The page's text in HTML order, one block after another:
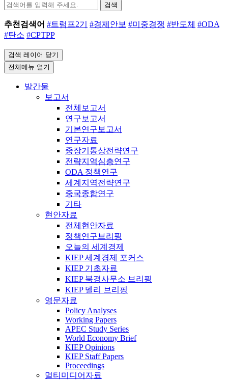
검색
추천검색어 #트럼프2기 #경제안보 #미중경쟁 #반도체 #ODA
#탄소 #CPTPP
검색 레이어 닫기
전체메뉴 열기
발간물
보고서
전체보고서
연구보고서
기본연구보고서
연구자료
중장기통상전략연구
전략지역심층연구
ODA 정책연구
세계지역전략연구
중국종합연구
기타
현안자료
전체현안자료
정책연구브리핑
오늘의 세계경제
KIEP 세계경제 포커스
KIEP 기초자료
KIEP 북경사무소 브리핑
KIEP 델리 브리핑
영문자료
Policy Analyses
Working Papers
APEC Study Series
World Economy Brief
KIEP Opinions
KIEP Staff Papers
Proceedings
멀티미디어자료